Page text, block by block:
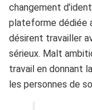
changement
plateforme dédiée
désirent travailler
sérieux. Malt
travail en donnant
les personnes de